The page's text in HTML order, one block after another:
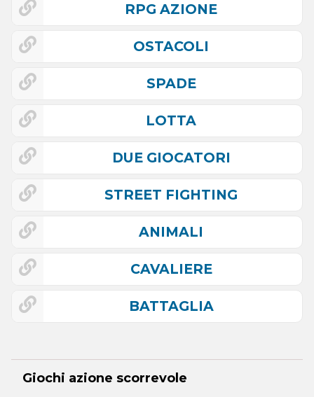
RPG AZIONE
OSTACOLI
SPADE
LOTTA
DUE GIOCATORI
STREET FIGHTING
ANIMALI
CAVALIERE
BATTAGLIA
Giochi azione scorrevole